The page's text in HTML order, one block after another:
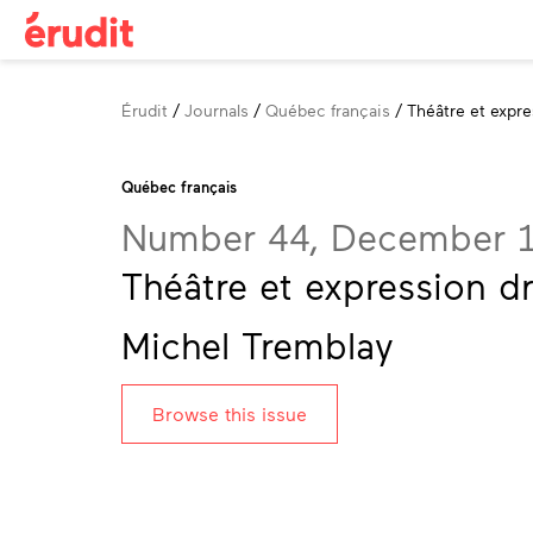
Breadcrumb
Érudit Journals Québec français Théâtre et
Québec français
Number 44, December
Théâtre et expression
Michel Tremblay
Browse this issue